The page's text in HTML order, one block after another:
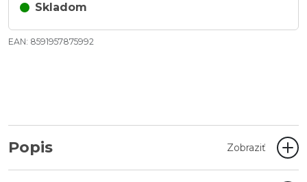
Skladom
EAN: 8591957875992
Popis Zobraziť